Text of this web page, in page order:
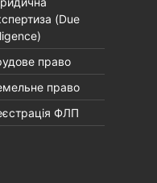
(Due
право
право
ФЛП